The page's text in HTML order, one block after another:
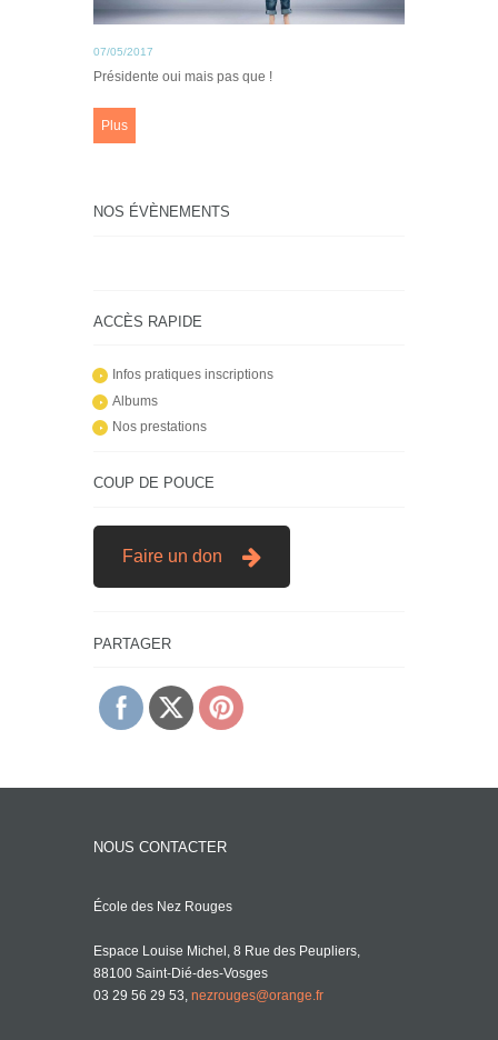
07/05/2017
Présidente oui mais pas que !
Plus
NOS ÉVÈNEMENTS
ACCÈS RAPIDE
Infos pratiques inscriptions
Albums
Nos prestations
COUP DE POUCE
Faire un don
PARTAGER
NOUS CONTACTER
École des Nez Rouges
Espace Louise Michel, 8 Rue des Peupliers,
88100 Saint-Dié-des-Vosges
03 29 56 29 53, nezrouges@orange.fr